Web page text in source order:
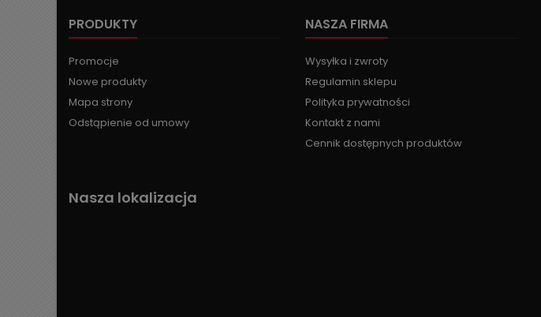
PRODUKTY
Promocje
Nowe produkty
Mapa strony
Odstąpienie od umowy
NASZA FIRMA
Wysyłka i zwroty
Regulamin sklepu
Polityka prywatności
Kontakt z nami
Cennik dostępnych produktów
Nasza lokalizacja